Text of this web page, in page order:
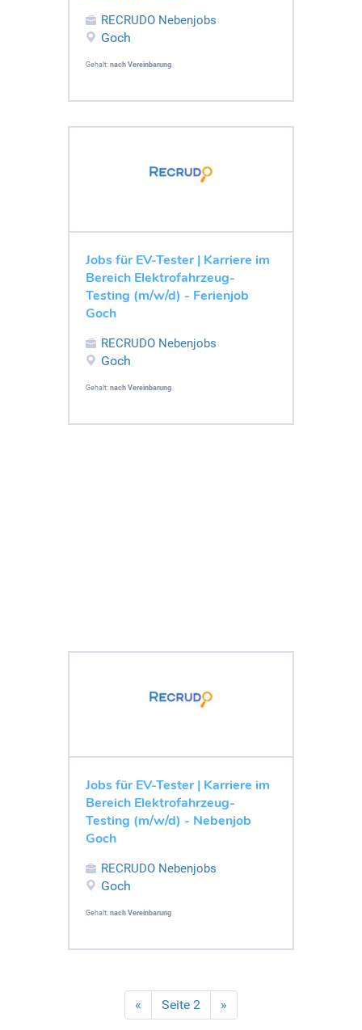
RECRUDO Nebenjobs
Goch
Gehalt: nach Vereinbarung
Jobs für EV-Tester | Karriere im
Bereich Elektrofahrzeug-
Testing (m/w/d) - Ferienjob
Goch
RECRUDO Nebenjobs
Goch
Gehalt: nach Vereinbarung
Jobs für EV-Tester | Karriere im
Bereich Elektrofahrzeug-
Testing (m/w/d) - Nebenjob
Goch
RECRUDO Nebenjobs
Goch
Gehalt: nach Vereinbarung
« Seite 2 »